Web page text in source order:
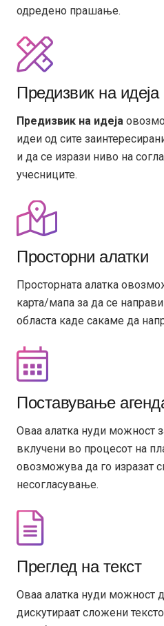
одредено прашање.
Предизвик на идеја
Предизвик на идеја
идеи од сите
и да се изрази ниво на
учесниците.
Просторни алатки
Просторната алатка
карта/мапа за да се
областа каде сакаме да
Поставување
Оваа алатка нуди можност
вклучени во процесот на
овозможува да го изразат
несогласување.
Преглед на текст
Оваа алатка нуди можност
дискутираат сложени